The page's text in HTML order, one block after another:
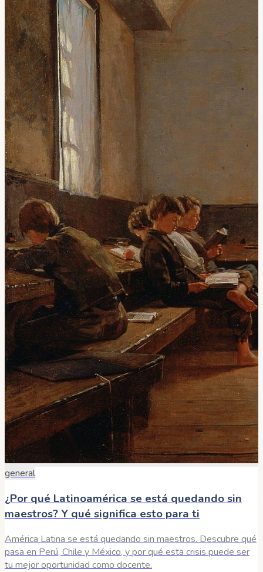
general
¿Por qué Latinoamérica se está quedando sin
maestros? Y qué significa esto para ti
América Latina se está quedando sin maestros. Descubre qué
pasa en Perú, Chile y México, y por qué esta crisis puede ser
tu mejor oportunidad como docente.